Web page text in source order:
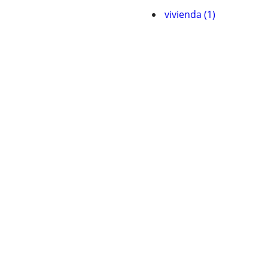
vivienda (1)